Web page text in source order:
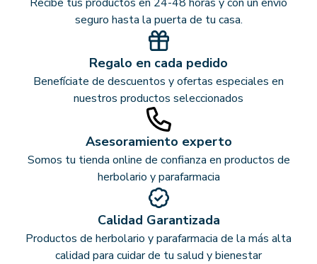
seguro hasta la puerta de tu casa.
Regalo en cada pedido
Benefíciate de descuentos y ofertas especiales en
nuestros productos seleccionados
Asesoramiento experto
Somos tu tienda online de confianza en productos de
herbolario y parafarmacia
Calidad Garantizada
Productos de herbolario y parafarmacia de la más alta
calidad para cuidar de tu salud y bienestar